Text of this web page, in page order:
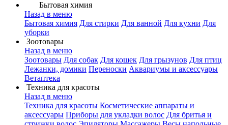
Бытовая химия
Назад в меню
Бытовая химия Для стирки Для ванной Для кухни Для
уборки
Зоотовары
Назад в меню
Зоотовары Для собак Для кошек Для грызунов Для птиц
Лежанки, домики Переноски Аквариумы и аксессуары
Ветаптека
Техника для красоты
Назад в меню
Техника для красоты Косметические аппараты и
аксессуары Приборы для укладки волос Для бритья и